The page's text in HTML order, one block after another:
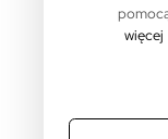
więcej